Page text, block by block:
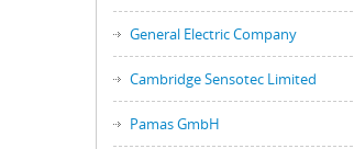
General Electric Company
Cambridge Sensotec Limited
Pamas GmbH